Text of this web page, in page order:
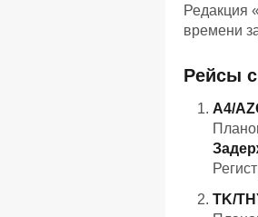
Редакция
времени
Рейсы
A4/
TK/